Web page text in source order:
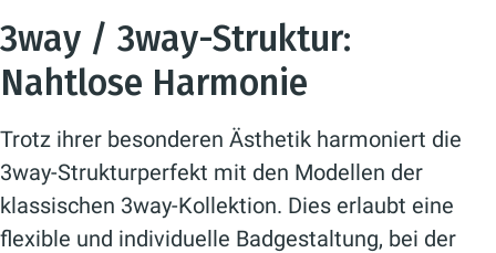
3way / 3way-Struktur:
Nahtlose Harmonie
Trotz ihrer besonderen Ästhetik harmoniert die
3way-Strukturperfekt mit den Modellen der
klassischen 3way-Kollektion. Dies erlaubt eine
flexible und individuelle Badgestaltung, bei der